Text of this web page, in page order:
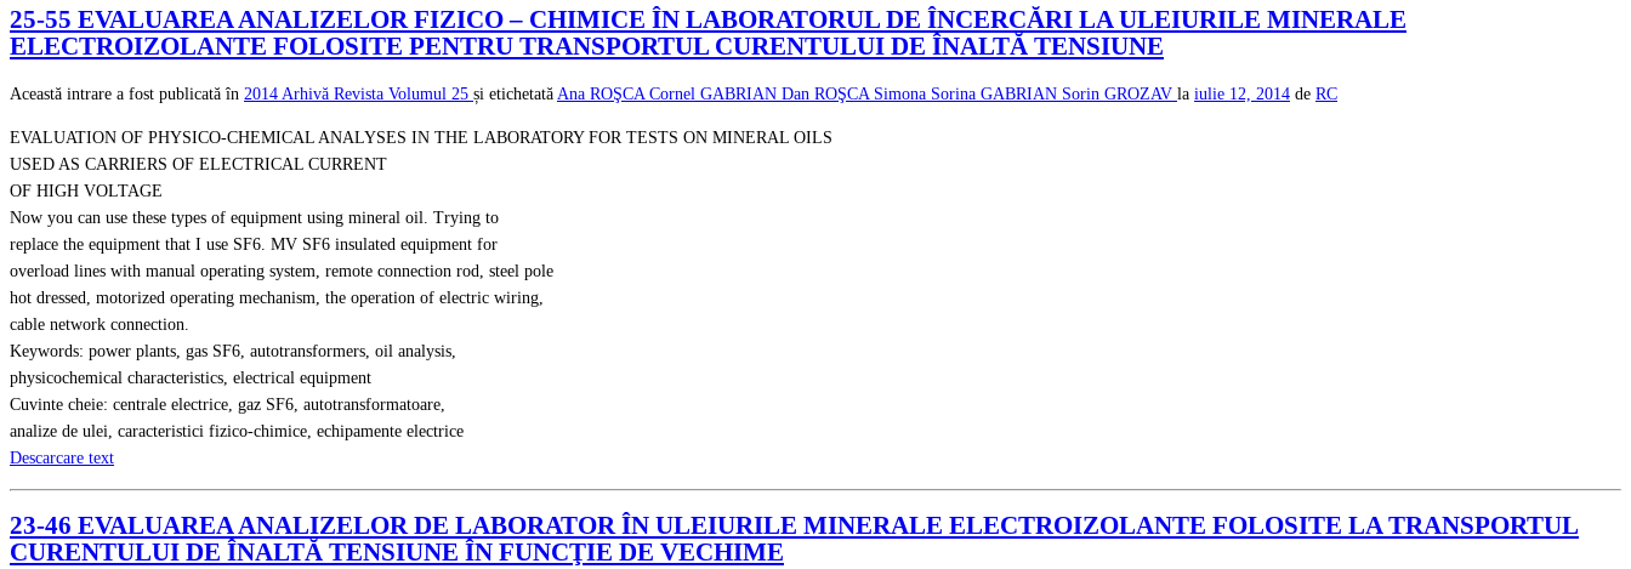
25-55 EVALUAREA ANALIZELOR FIZICO – CHIMICE ÎN LABORATORUL DE ÎNCERCĂRI LA ULEIURILE MINERALE
ELECTROIZOLANTE FOLOSITE PENTRU TRANSPORTUL CURENTULUI DE ÎNALTĂ TENSIUNE
Această intrare a fost publicată în 2014 Arhivă Revista Volumul 25 și etichetată Ana ROŞCA Cornel GABRIAN Dan ROŞCA Simona Sorina GABRIAN Sorin GROZAV la iulie 12, 2014 de RC
EVALUATION OF PHYSICO-CHEMICAL ANALYSES IN THE LABORATORY FOR TESTS ON MINERAL OILS
USED AS CARRIERS OF ELECTRICAL CURRENT
OF HIGH VOLTAGE
Now you can use these types of equipment using mineral oil. Trying to
replace the equipment that I use SF6. MV SF6 insulated equipment for
overload lines with manual operating system, remote connection rod, steel pole
hot dressed, motorized operating mechanism, the operation of electric wiring,
cable network connection.
Keywords: power plants, gas SF6, autotransformers, oil analysis,
physicochemical characteristics, electrical equipment
Cuvinte cheie: centrale electrice, gaz SF6, autotransformatoare,
analize de ulei, caracteristici fizico-chimice, echipamente electrice
Descarcare text
23-46 EVALUAREA ANALIZELOR DE LABORATOR ÎN ULEIURILE MINERALE ELECTROIZOLANTE FOLOSITE LA TRANSPORTUL
CURENTULUI DE ÎNALTĂ TENSIUNE ÎN FUNCŢIE DE VECHIME